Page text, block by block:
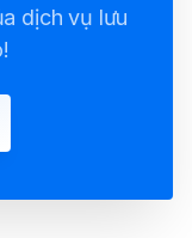
dịch vụ lưu